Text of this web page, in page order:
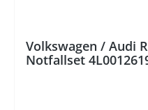
Volkswagen / Audi
Notfallset